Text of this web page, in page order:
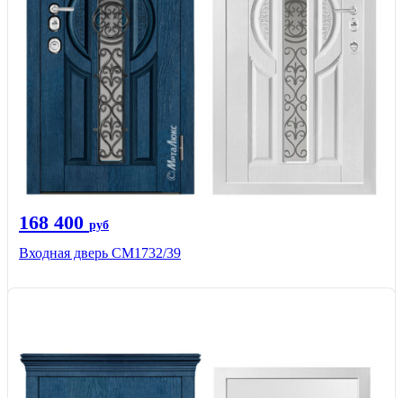
168 400 руб
Входная дверь СМ1732/39